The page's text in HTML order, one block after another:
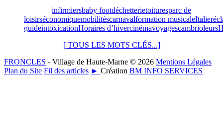
infirmiersbaby footdéchetterietoituresparc de
loisirséconomiquemobilitéscarnavalformation musicaleItalie
guideintoxicationHoraires d’hivercinémavoyagescambrioleurs
[ TOUS LES MOTS CLÉS...]
FRONCLES - Village de Haute-Marne © 2026 Mentions Légales
Plan du Site Fil des articles ► Création BM INFO SERVICES